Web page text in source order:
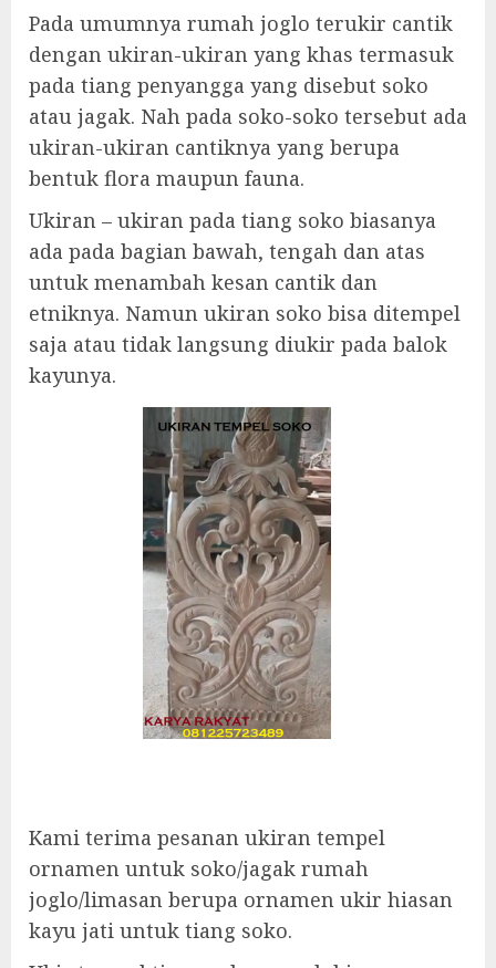
Pada umumnya rumah joglo terukir cantik
dengan ukiran-ukiran yang khas termasuk
pada tiang penyangga yang disebut soko
atau jagak. Nah pada soko-soko tersebut ada
ukiran-ukiran cantiknya yang berupa
bentuk flora maupun fauna.
Ukiran – ukiran pada tiang soko biasanya
ada pada bagian bawah, tengah dan atas
untuk menambah kesan cantik dan
etniknya. Namun ukiran soko bisa ditempel
saja atau tidak langsung diukir pada balok
kayunya.
Kami terima pesanan ukiran tempel
ornamen untuk soko/jagak rumah
joglo/limasan berupa ornamen ukir hiasan
kayu jati untuk tiang soko.